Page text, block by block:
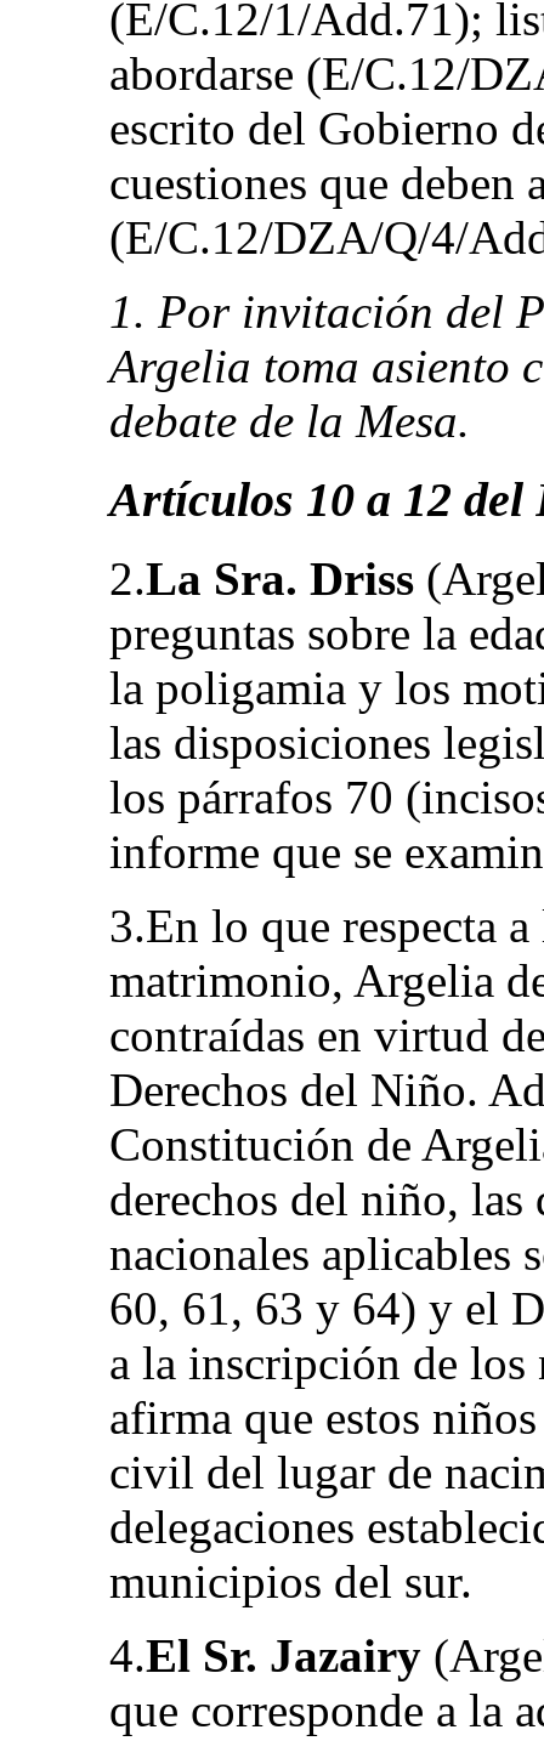
(E/C.12/1/Add.71);
abordarse (E/C.12/
escrito del Gobierno
cuestiones que deben
(E/C.12/DZA/Q/4/
1. Por invitación del
Argelia toma asiento
debate de la Mesa.
Artículos 10 a 12
2.La Sra. Driss
preguntas sobre la
la poligamia y los
las disposiciones
los párrafos 70
informe que se
3.En lo que respecta
matrimonio, Argelia
contraídas en virtud
Derechos del Niño.
Constitución de
derechos del niño,
nacionales aplicables
60, 61, 63 y 64) y el
a la inscripción de los
afirma que estos
civil del lugar de
delegaciones
municipios del sur.
4.El Sr. Jazairy
que corresponde a la